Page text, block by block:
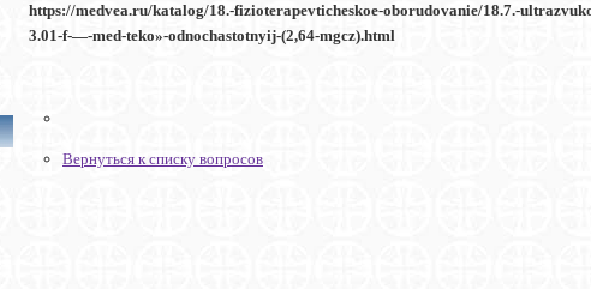
https://medvea.ru/katalog/18.-fizioterapevticheskoe-oborudovanie/18.7.-
3.01-f-—-med-teko»-odnochastotnyij-(2,64-mgcz).html
Вернуться к списку вопросов